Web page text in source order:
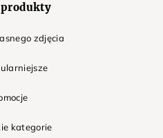
produkty
zdjęcia
kategorie